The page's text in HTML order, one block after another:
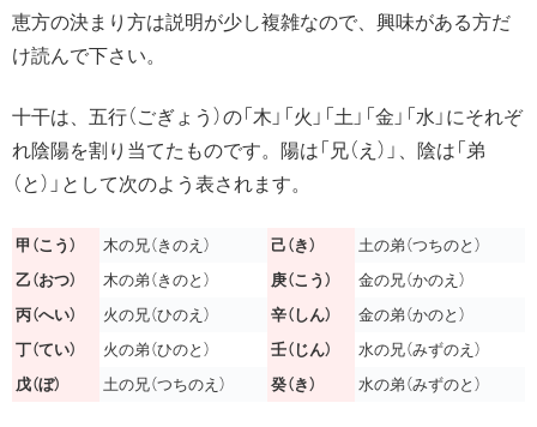
恵方の決まり方は説明が少し複雑なので、興味がある方だ
け読んで下さい。
十干は、五行（ごぎょう）の「木」「火」「土」「金」「水」にそれぞ
れ陰陽を割り当てたものです。陽は「兄（え）」、陰は「弟
（と）」として次のよう表されます。
甲（こう） 木の兄（きのえ） 己（き）
土の弟（つちのと）
乙（おつ）
木の弟（きのと） 庚（こう）
金の兄（かのえ）
丙（へい）
火の兄（ひのえ） 辛（しん）
金の弟（かのと）
丁（てい）
火の弟（ひのと） 壬（じん）
水の兄（みずのえ）
戊（ぼ）
土の兄（つちのえ） 癸（き） 水の弟（みずのと）